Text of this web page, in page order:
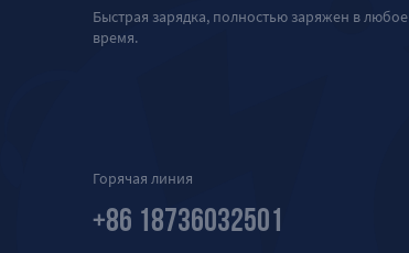
Быстрая зарядка, полностью заряжен в любое
время.
Горячая линия
+86 18736032501